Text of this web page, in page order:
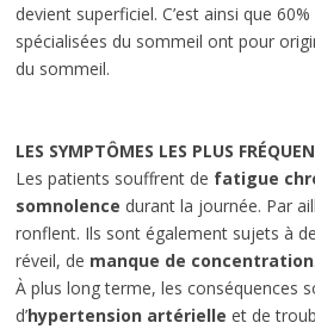
devient superficiel. C’est ainsi que
spécialisées du sommeil ont pour
du sommeil.
LES SYMPTÔMES LES PLUS
Les patients souffrent de fatigue
somnolence durant la journée. Par
ronflent. Ils sont également sujets à
réveil, de manque de concentration.
À plus long terme, les conséquences
d’hypertension artérielle et de